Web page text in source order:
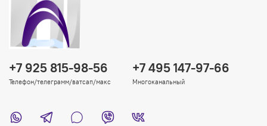
+7 925 815-98-56
Телефон/телеграмм/ватсап/макс
+7 495 147-97-66
Многоканальный